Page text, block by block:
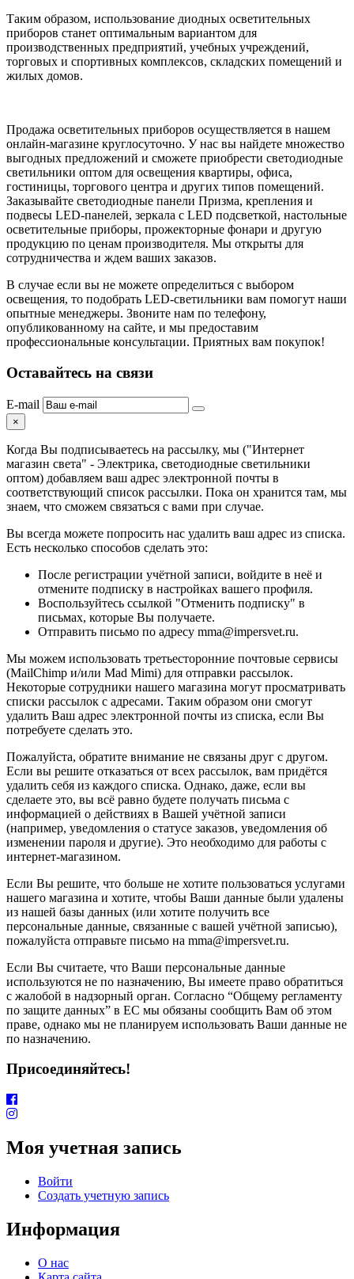
Таким образом, использование диодных осветительных
приборов станет оптимальным вариантом для
производственных предприятий, учебных учреждений,
торговых и спортивных комплексов, складских помещений и
жилых домов.
Продажа осветительных приборов осуществляется в нашем
онлайн-магазине круглосуточно. У нас вы найдете множество
выгодных предложений и сможете приобрести светодиодные
светильники оптом для освещения квартиры, офиса,
гостиницы, торгового центра и других типов помещений.
Заказывайте светодиодные панели Призма, крепления и
подвесы LED-панелей, зеркала с LED подсветкой, настольные
осветительные приборы, прожекторные фонари и другую
продукцию по ценам производителя. Мы открыты для
сотрудничества и ждем ваших заказов.
В случае если вы не можете определиться с выбором
освещения, то подобрать LED-светильники вам помогут наши
опытные менеджеры. Звоните нам по телефону,
опубликованному на сайте, и мы предоставим
профессиональные консультации. Приятных вам покупок!
Оставайтесь на связи
E-mail
×
Когда Вы подписываетесь на рассылку, мы ("Интернет
магазин света" - Электрика, светодиодные светильники
оптом) добавляем ваш адрес электронной почты в
соответствующий список рассылки. Пока он хранится там, мы
знаем, что сможем связаться с вами при случае.
Вы всегда можете попросить нас удалить ваш адрес из списка.
Есть несколько способов сделать это:
После регистрации учётной записи, войдите в неё и
отмените подписку в настройках вашего профиля.
Воспользуйтесь ссылкой "Отменить подписку" в
письмах, которые Вы получаете.
Отправить письмо по адресу mma@impersvet.ru.
Мы можем использовать третьесторонние почтовые сервисы
(MailChimp и/или Mad Mimi) для отправки рассылок.
Некоторые сотрудники нашего магазина могут просматривать
списки рассылок с адресами. Таким образом они смогут
удалить Ваш адрес электронной почты из списка, если Вы
потребуете сделать это.
Пожалуйста, обратите внимание не связаны друг с другом.
Если вы решите отказаться от всех рассылок, вам придётся
удалить себя из каждого списка. Однако, даже, если вы
сделаете это, вы всё равно будете получать письма с
информацией о действиях в Вашей учётной записи
(например, уведомления о статусе заказов, уведомления об
изменении пароля и другие). Это необходимо для работы с
интернет-магазином.
Если Вы решите, что больше не хотите пользоваться услугами
нашего магазина и хотите, чтобы Ваши данные были удалены
из нашей базы данных (или хотите получить все
персональные данные, связанные с вашей учётной записью),
пожалуйста отправьте письмо на mma@impersvet.ru.
Если Вы считаете, что Ваши персональные данные
используются не по назначению, Вы имеете право обратиться
с жалобой в надзорный орган. Согласно “Общему регламенту
по защите данных” в ЕС мы обязаны сообщить Вам об этом
праве, однако мы не планируем использовать Ваши данные не
по назначению.
Присоединяйтесь!
Моя учетная запись
Войти
Создать учетную запись
Информация
О нас